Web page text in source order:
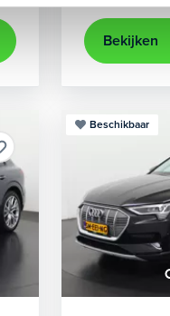
Bekijken
Beschikbaar